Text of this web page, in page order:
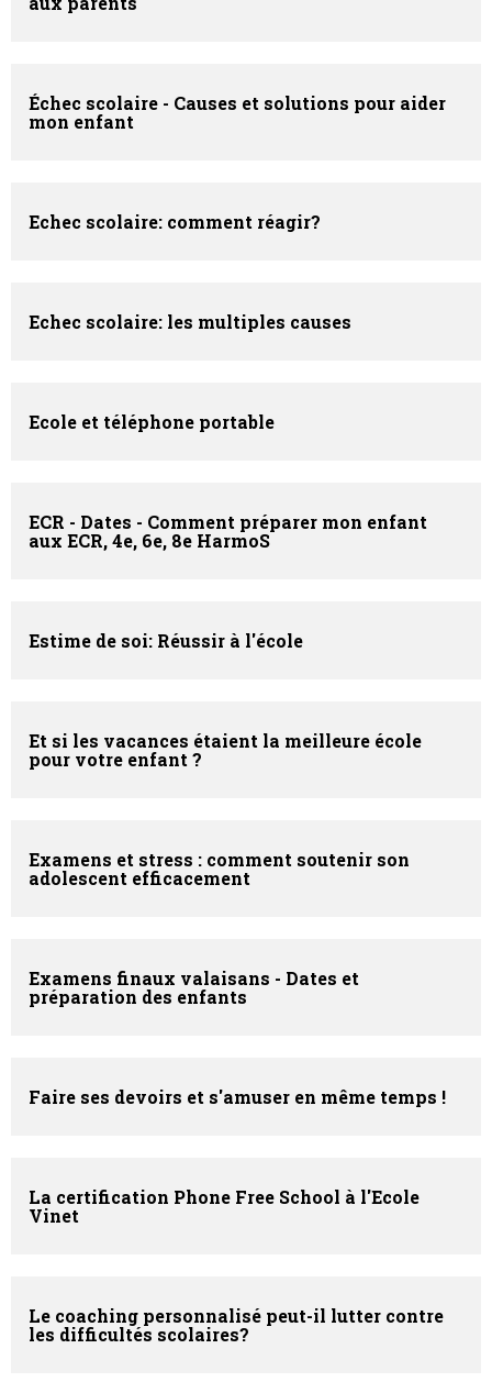
Échec scolaire - Causes et solutions pour aider
mon enfant
Echec scolaire: comment réagir?
Echec scolaire: les multiples causes
Ecole et téléphone portable
ECR - Dates - Comment préparer mon enfant
aux ECR, 4e, 6e, 8e HarmoS
Estime de soi: Réussir à l'école
Et si les vacances étaient la meilleure école
pour votre enfant ?
Examens et stress : comment soutenir son
adolescent efficacement
Examens finaux valaisans - Dates et
préparation des enfants
Faire ses devoirs et s'amuser en même temps !
La certification Phone Free School à l'Ecole
Vinet
Le coaching personnalisé peut-il lutter contre
les difficultés scolaires?